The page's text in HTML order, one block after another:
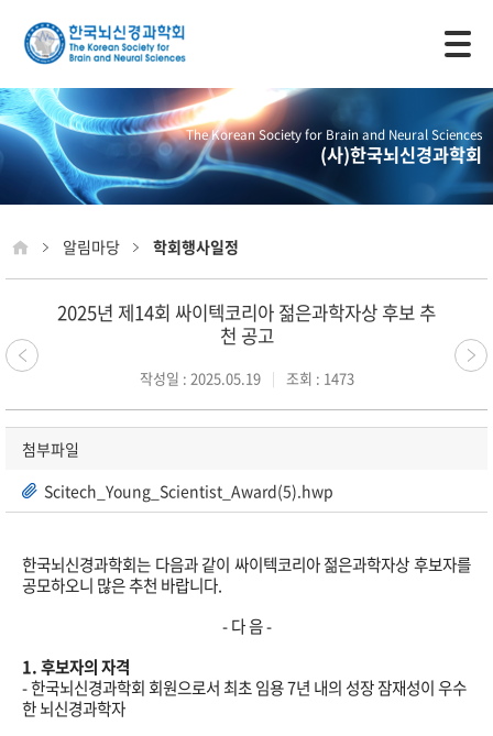
The Korean Society for Brain and Neural Sciences
(사)한국뇌신경과학회
알림마당 학회행사일정
2025년 제14회 싸이텍코리아 젊은과학자상 후보 추
천 공고
작성일 : 2025.05.19 조회 : 1473
첨부파일
Scitech_Young_Scientist_Award(5).hwp
한국뇌신경과학회는 다음과 같이 싸이텍코리아 젊은과학자상 후보자를
공모하오니 많은 추천 바랍니다.
-다 음-
1.후보자의 자격
-한국뇌신경과학회 회원으로서 최초 임용7년 내의 성장 잠재성이 우수
한 뇌신경과학자